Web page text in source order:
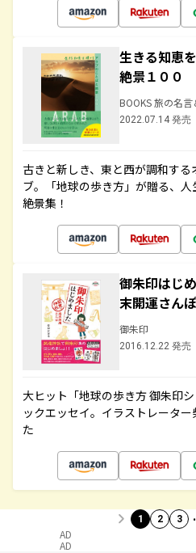
生きる知恵
絶景１００
BOOKS 旅の名言
2022.07.14 発売
古きと新しき、東と西が調和す
ブ。「地球の歩き方」が贈る、
絶景集！
御朱印はじ
末開運さんぽ
御朱印
2016.12.22 発売
大ヒット「地球の歩き方 御朱印
ックエッセイ。イラストレータ
た
1 2 3
AD
AD